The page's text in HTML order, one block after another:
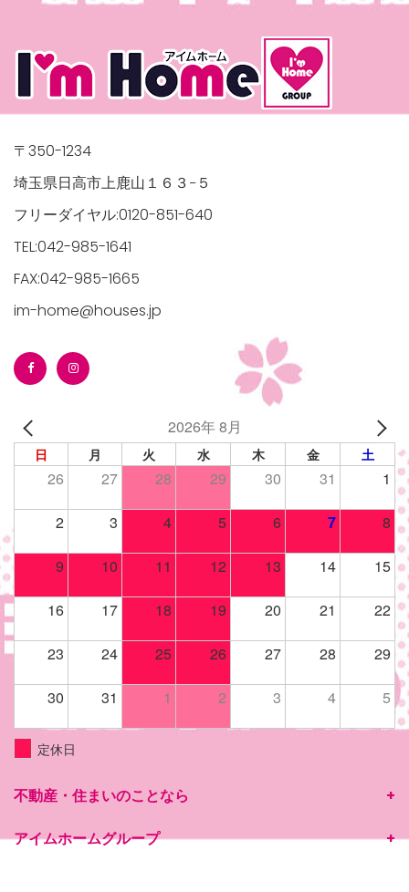
〒350-1234
埼玉県日高市上鹿山１６３−５
フリーダイヤル:0120-851-640
TEL:042-985-1641
FAX:042-985-1665
im-home@houses.jp
2026年 8月
日 月 火 水 木 金 土
26 27 28 29 30 31 1
2 3 4 5 6 7 8
9 10 11 12 13 14 15
16 17 18 19 20 21 22
23 24 25 26 27 28 29
30 31 1 2 3 4 5
定休日
不動産・住まいのことなら
アイムホームグループ